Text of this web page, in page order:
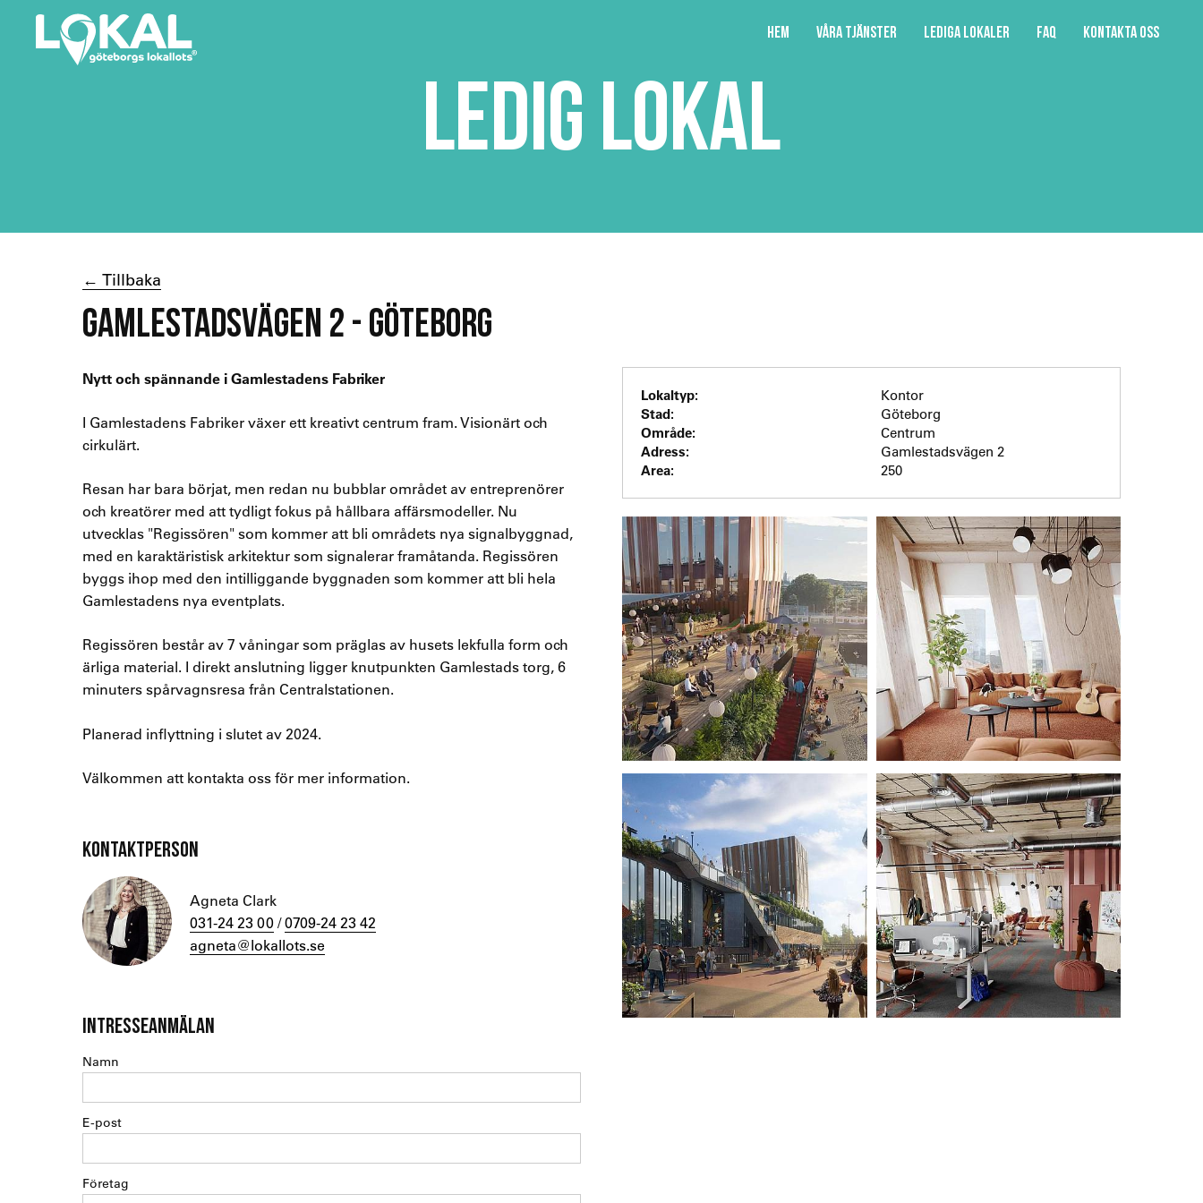
Hem Våra tjänster Lediga lokaler FAQ Kontakta oss
LEDIG LOKAL
← Tillbaka
GAMLESTADSVÄGEN 2 - GÖTEBORG
Nytt och spännande i Gamlestadens Fabriker
I Gamlestadens Fabriker växer ett kreativt centrum fram. Visionärt och
cirkulärt.
Resan har bara börjat, men redan nu bubblar området av entreprenörer
och kreatörer med att tydligt fokus på hållbara affärsmodeller. Nu
utvecklas "Regissören" som kommer att bli områdets nya signalbyggnad,
med en karaktäristisk arkitektur som signalerar framåtanda. Regissören
byggs ihop med den intilliggande byggnaden som kommer att bli hela
Gamlestadens nya eventplats.
Regissören består av 7 våningar som präglas av husets lekfulla form och
ärliga material. I direkt anslutning ligger knutpunkten Gamlestads torg, 6
minuters spårvagnsresa från Centralstationen.
Planerad inflyttning i slutet av 2024.
Välkommen att kontakta oss för mer information.
KONTAKTPERSON
Agneta Clark
031-24 23 00/0709-24 23 42
agneta@lokallots.se
INTRESSEANMÄLAN
Namn
E-post
Företag
Lokaltyp:
Kontor
Stad:
Göteborg
Område:
Centrum
Adress:
Gamlestadsvägen 2
Area:
250